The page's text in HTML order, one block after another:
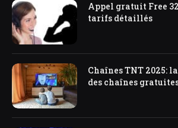
Appel gratuit Free
tarifs détaillés
Chaînes TNT 2025:
des chaînes